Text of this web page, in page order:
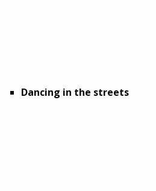
Dancing in the streets